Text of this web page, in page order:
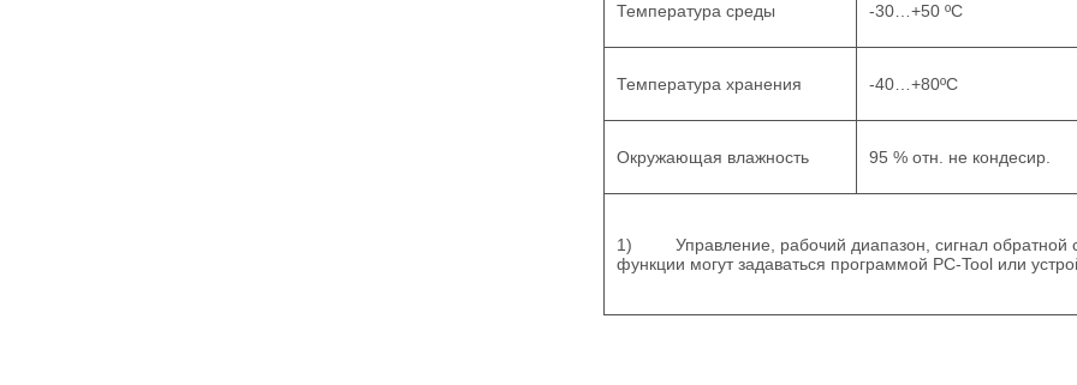
Температура среды -30…+50 ºC
Температура хранения -40…+80ºС
Окружающая влажность 95 % отн. не кондесир.
1) Управление, рабочий диапазон, сигнал обратной
функции могут задаваться программой PC-Tool или